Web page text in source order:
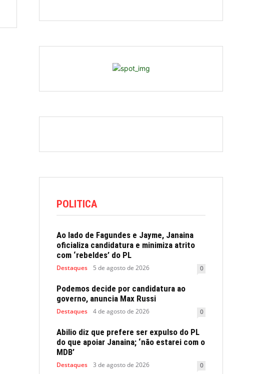
POLITICA
Ao lado de Fagundes e Jayme, Janaina
oficializa candidatura e minimiza atrito
com ‘rebeldes’ do PL
Destaques 5 de agosto de 2026 0
Podemos decide por candidatura ao
governo, anuncia Max Russi
Destaques 4 de agosto de 2026 0
Abilio diz que prefere ser expulso do PL
do que apoiar Janaina; ‘não estarei com o
MDB’
Destaques 3 de agosto de 2026 0